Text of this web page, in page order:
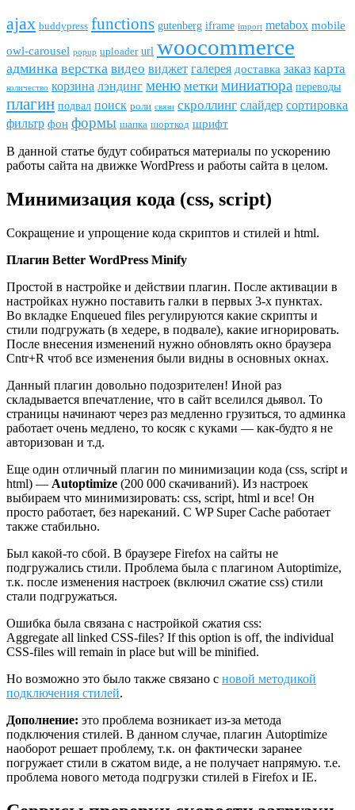
ajax buddypress funсtions gutenberg iframe import metabox mobile
owl-carousel popup uploader url woocommerce
админка верстка видео виджет галерея доставка заказ карта
количество корзина лэндинг меню метки миниатюра переводы
плагин подвал поиск роли связи скроллинг слайдер сортировка
фильтр фон формы шапка шорткод шрифт
В данной статье будут собираться материалы по ускорению
работы сайта на движке WordPress и работы сайта в целом.
Минимизация кода (css, script)
Сокращение и упрощение кода скриптов и стилей и html.
Плагин Better WordPress Minify
Простой в настройке и действии плагин. После активации в
настройках нужно поставить галки в первых 3-х пунктах.
Во вкладке Enqueued files регулируются какие скрипты и
стили подгружать (в хедере, в подвале), какие игнорировать.
После внесения изменений нужно обновлять окно браузера
Cntr+R чтоб все изменения были видны в основных окнах.
Данный плагин довольно подозрителен! Иной раз
складывается впечатление, что в сайт вселился дьявол. То
страницы начинают через раз медленно грузиться, то админка
работает очень медлено, то косяк с куками — как-будто я не
авторизован и т.д.
Еще один отличный плагин по минимизации кода (css, script и
html) — Autoptimize (200 000 скачиваний). Из настроек
выбираем что минимизировать: css, script, html и все! Он
просто работает, без нареканий. C WP Super Cache работает
также стабильно.
Был какой-то сбой. В браузере Firefox на сайты не
подгружались стили. Проблема была с плагином Autoptimize,
т.к. после изменения настроек (включил сжатие css) стили
стали подгружаться.
Ошибка была связана с настройкой сжатия css:
Aggregate all linked CSS-files? If this option is off, the individual
CSS-files will remain in place but will be minified.
Но возможно это было также связано с новой методикой
подключения стилей.
Дополнение: это проблема возникает из-за метода
подключения стилей. В данном случае, плагин Autoptimize
наоборот решает проблему, т.к. он фактически заранее
погружает стили в сжатом виде, а не получает напрямую. т.е.
проблема нового метода подгрузки стилей в Firefox и IE.